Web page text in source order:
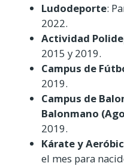
Ludodeporte:
2022.
Actividad
2015 y 2019.
Campus de
2019.
Campus de
Balonmano
2019.
Kárate y Aeróbic
el mes para